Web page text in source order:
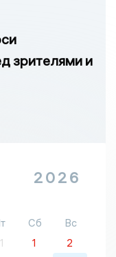
зрителями и
2026
Сб
Вс
1
2